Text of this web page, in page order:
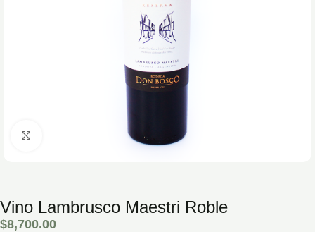
Hacé click para agrandar la imagen
Vino Lambrusco Maestri Roble
$8,700.00